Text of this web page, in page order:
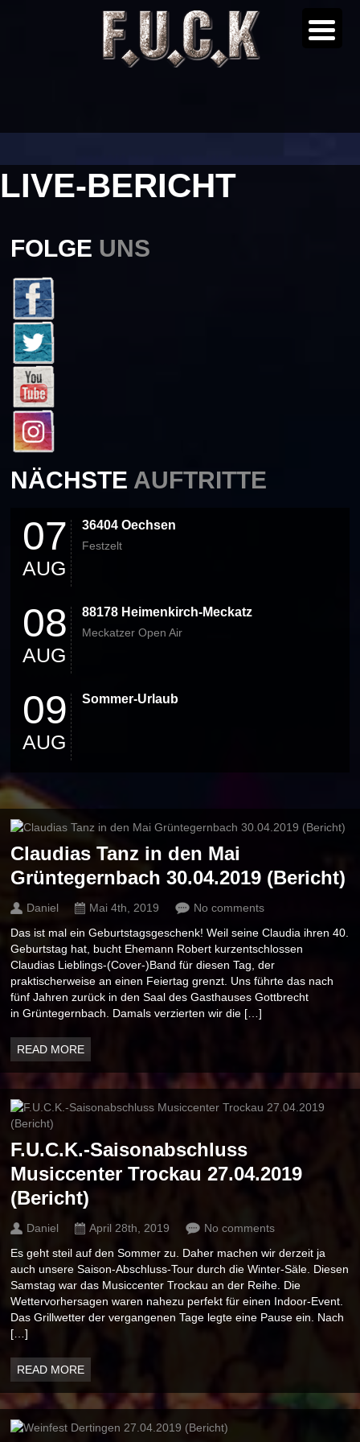
LIVE-BERICHT
FOLGE UNS
NÄCHSTE AUFTRITTE
07
AUG
36404 Oechsen
Festzelt
08
AUG
88178 Heimenkirch-Meckatz
Meckatzer Open Air
09
AUG
Sommer-Urlaub
Claudias Tanz in den Mai
Grüntegernbach 30.04.2019 (Bericht)
Daniel Mai 4th, 2019
No comments
Das ist mal ein Geburtstagsgeschenk! Weil seine Claudia ihren 40.
Geburtstag hat, bucht Ehemann Robert kurzentschlossen
Claudias Lieblings-(Cover-)Band für diesen Tag, der
praktischerweise an einen Feiertag grenzt. Uns führte das nach
fünf Jahren zurück in den Saal des Gasthauses Gottbrecht
in Grüntegernbach. Damals verzierten wir die […]
READ MORE
F.U.C.K.-Saisonabschluss
Musiccenter Trockau 27.04.2019
(Bericht)
Daniel April 28th, 2019
No comments
Es geht steil auf den Sommer zu. Daher machen wir derzeit ja
auch unsere Saison-Abschluss-Tour durch die Winter-Säle. Diesen
Samstag war das Musiccenter Trockau an der Reihe. Die
Wettervorhersagen waren nahezu perfekt für einen Indoor-Event.
Das Grillwetter der vergangenen Tage legte eine Pause ein. Nach
[…]
READ MORE